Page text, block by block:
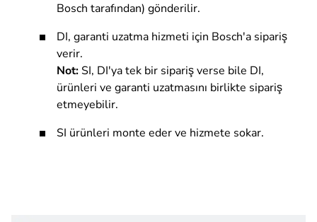
Bosch tarafından) gönderilir.
DI, garanti uzatma hizmeti için Bosch'a sipariş
verir.
Not: SI, DI'ya tek bir sipariş verse bile DI,
ürünleri ve garanti uzatmasını birlikte sipariş
etmeyebilir.
SI ürünleri monte eder ve hizmete sokar.